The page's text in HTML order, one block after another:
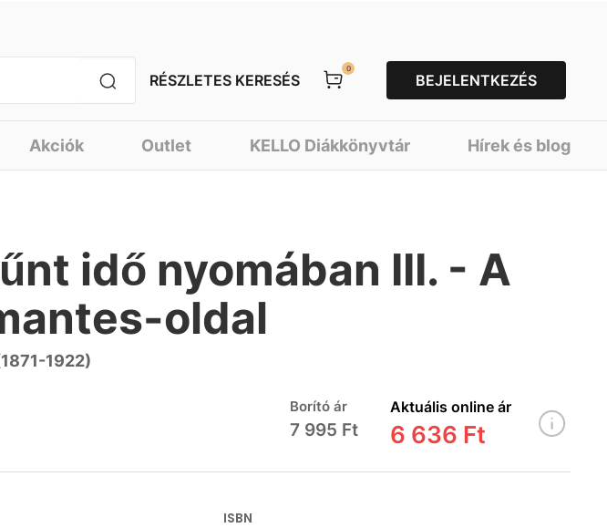
RÉSZLETES KERESÉS
0
BEJELENTKEZÉS
Akciók Outlet KELLO Diákkönyvtár Hírek és blog
idő nyomában III. - A
oldal
1922)
Borító ár
7 995 Ft
Aktuális online ár
6 636 Ft
ISBN